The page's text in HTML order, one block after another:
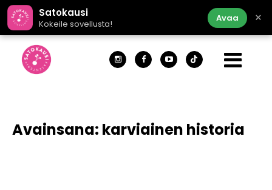
Satokausi
Kokeile sovellusta!
Avaa ×
Avainsana: karviainen historia